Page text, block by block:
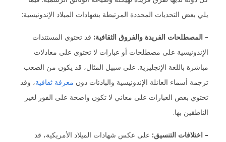
يلي بعض التحديات المحددة المرتبطة بشهادات الميلاد الإندونيسية:
- المصطلحات الفريدة والفروق الثقافية: قد تحتوي المستندات
الإندونيسية على مصطلحات أو عبارات لا تحتوي على معادلات
مباشرة باللغة الإنجليزية. على سبيل المثال، قد يكون من الصعب
ترجمة أسماء العائلة الإندونيسية والبادئات دون معرفة ثقافية، وقد
تحتوي بعض العبارات على معاني لا تكون واضحة على الفور لغير
الناطقين بها.
- اختلافات التنسيق: على عكس شهادات الميلاد الأمريكية، قد